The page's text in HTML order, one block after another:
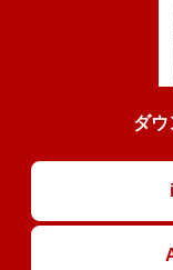
ダウ